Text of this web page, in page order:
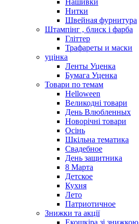
Нашивки
Нитки
Швейная фурнитура
Штампінг , блиск і фарба
Гліттер
Трафареты и маски
уцінка
Ленты Уценка
Бумага Уценка
Товари по темам
Helloween
Великодні товари
День Влюбленных
Новорічні товари
Осінь
Шкільна тематика
Свадебное
День защитника
8 Марта
Детское
Кухня
Лето
Патриотичное
Знижки та акції
Екошкіра зі знижкою